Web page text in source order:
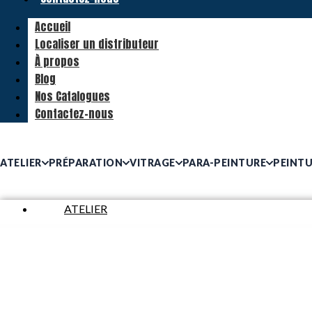
Accueil
Localiser un distributeur
À propos
Blog
Nos Catalogues
Contactez-nous
ATELIER PRÉPARATION VITRAGE PARA-PEINTURE
ATELIER